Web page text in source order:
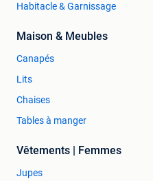
Habitacle & Garnissage
Maison & Meubles
Canapés
Lits
Chaises
Tables à manger
Vêtements | Femmes
Jupes